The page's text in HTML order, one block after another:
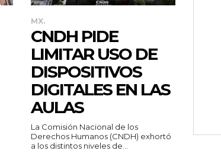
MX.
CNDH PIDE
LIMITAR USO DE
DISPOSITIVOS
DIGITALES EN LAS
AULAS
La Comisión Nacional de los
Derechos Humanos (CNDH) exhortó
a los distintos niveles de...